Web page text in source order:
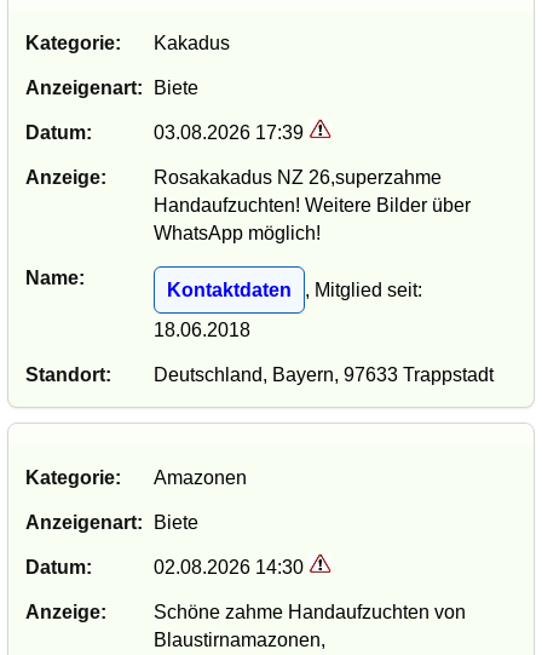
Kategorie: Kakadus
Anzeigenart: Biete
Datum: 03.08.2026 17:39
Anzeige:
Rosakakadus NZ 26,superzahme
Handaufzuchten! Weitere Bilder über
WhatsApp möglich!
Name:
Kontaktdaten
, Mitglied seit:
18.06.2018
Standort: Deutschland, Bayern, 97633 Trappstadt
Kategorie: Amazonen
Anzeigenart: Biete
Datum: 02.08.2026 14:30
Anzeige:
Schöne zahme Handaufzuchten von
Blaustirnamazonen,